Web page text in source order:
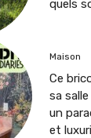
quels
Maison
Ce
sa
un
et